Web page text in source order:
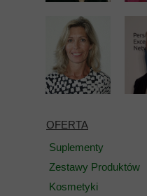
OFERTA
Suplementy
Zestawy Produktów
Kosmetyki